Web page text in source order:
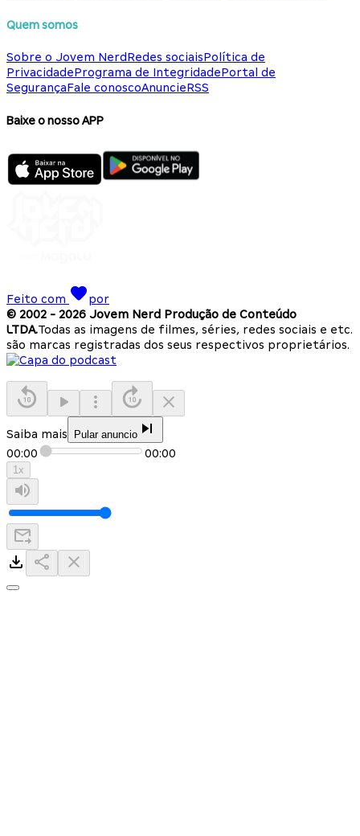
Quem somos
Sobre o Jovem NerdRedes sociaisPolítica de
PrivacidadePrograma de IntegridadePortal de
SegurançaFale conoscoAnuncieRSS
Baixe o nosso APP
Feito com
por
© 2002 - 2026 Jovem Nerd Produção de Conteúdo
LTDA.Todas as imagens de filmes, séries, redes sociais e etc.
são marcas registradas dos seus respectivos proprietários.
Saiba mais Pular anuncio
00:00 00:00
1 x